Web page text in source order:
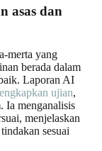
asas dan
merta yang
berada dalam
Laporan AI
ujian,
Ia menganalisis
menjelaskan
sesuai